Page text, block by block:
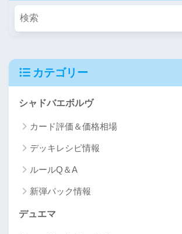
カテゴリー
シャドバエボルヴ
カード評価＆価格相場
デッキレシピ情報
ルールQ＆A
新弾パック情報
デュエマ